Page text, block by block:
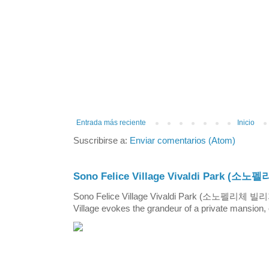
Entrada más reciente Inicio
Suscribirse a: Enviar comentarios (Atom)
Sono Felice Village Vivaldi Park (소노펠
Sono Felice Village Vivaldi Park (소노펠리체 빌
Village evokes the grandeur of a private